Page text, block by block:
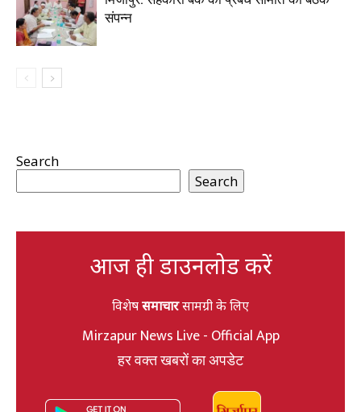
संपन्न
Search
Search
आज ही डाउनलोड करें
विशेषसमाचारसामग्री के लिए
Mirzapur News Live - Official App
हर वक्त खबरों का अपडेट